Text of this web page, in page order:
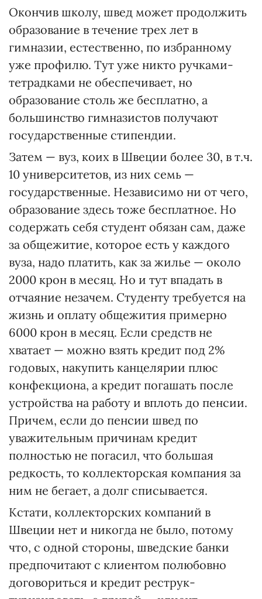
Окончив школу, швед может продолжить
образование в течение трех лет в
гимназии, естественно, по избранному
уже профилю. Тут уже никто ручками-
тетрадками не обеспечивает, но
образование столь же бесплатно, а
большинство гимназистов получают
государственные стипендии.
Затем — вуз, коих в Швеции более 30, в т.ч.
10 университетов, из них семь —
государственные. Независимо ни от чего,
образование здесь тоже бесплатное. Но
содержать себя студент обязан сам, даже
за общежитие, которое есть у каждого
вуза, надо платить, как за жилье — около
2000 крон в месяц. Но и тут впадать в
отчаяние незачем. Студенту требуется на
жизнь и оплату общежития примерно
6000 крон в месяц. Если средств не
хватает — можно взять кредит под 2%
годовых, накупить канцелярии плюс
конфекциона, а кредит погашать после
устройства на работу и вплоть до пенсии.
Причем, если до пенсии швед по
уважительным причинам кредит
полностью не погасил, что большая
редкость, то коллекторская компания за
ним не бегает, а долг списывается.
Кстати, коллекторских компаний в
Швеции нет и никогда не было, потому
что, с одной стороны, шведские банки
предпочитают с клиентом полюбовно
договориться и кредит реструк­